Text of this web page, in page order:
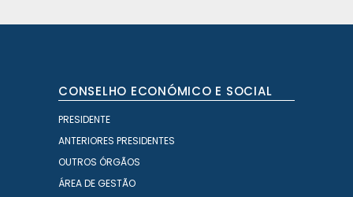
CONSELHO ECONÓMICO E SOCIAL
PRESIDENTE
ANTERIORES PRESIDENTES
OUTROS ÓRGÃOS
ÁREA DE GESTÃO